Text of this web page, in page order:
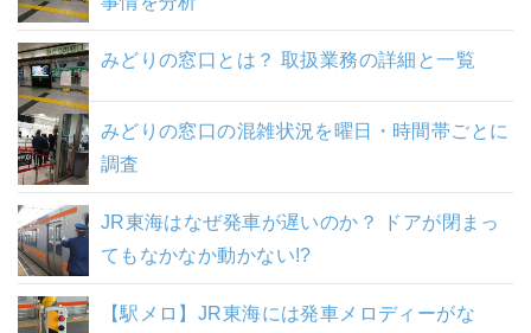
みどりの窓口とは？ 取扱業務の詳細と一覧
みどりの窓口の混雑状況を曜日・時間帯ごとに
調査
JR東海はなぜ発車が遅いのか？ ドアが閉まっ
てもなかなか動かない!?
【駅メロ】JR東海には発車メロディーがな